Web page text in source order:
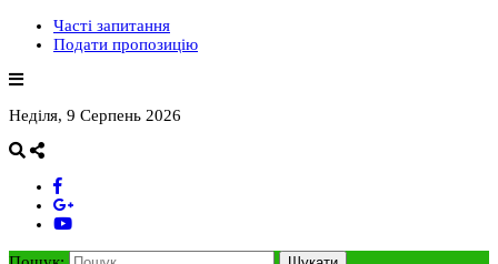
Часті запитання
Подати пропозицію
Неділя, 9 Серпень 2026